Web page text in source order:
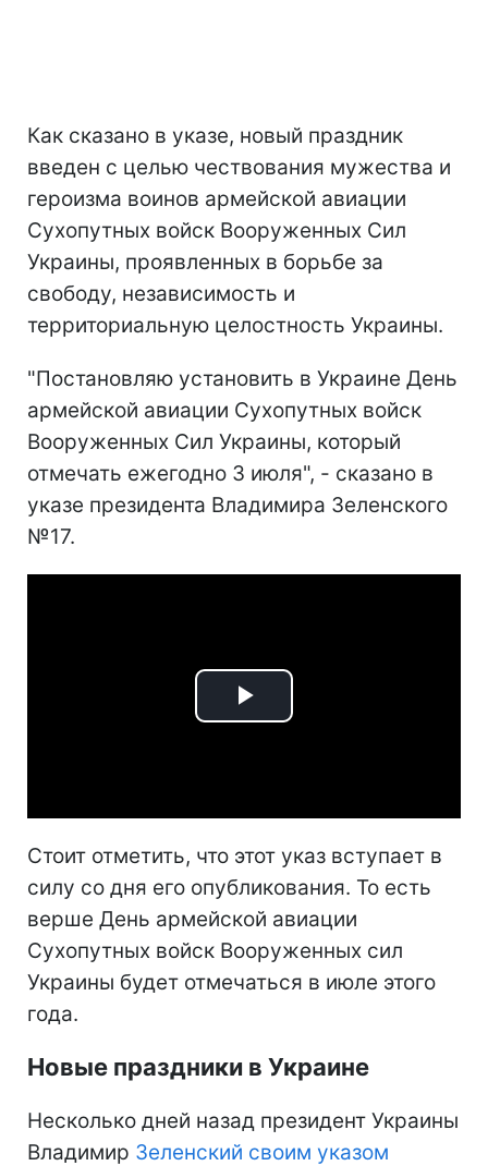
Как сказано в указе, новый праздник
введен с целью чествования мужества и
героизма воинов армейской авиации
Сухопутных войск Вооруженных Сил
Украины, проявленных в борьбе за
свободу, независимость и
территориальную целостность Украины.
"Постановляю установить в Украине День
армейской авиации Сухопутных войск
Вооруженных Сил Украины, который
отмечать ежегодно 3 июля", - сказано в
указе президента Владимира Зеленского
№17.
Play
Стоит отметить, что этот указ вступает в
силу со дня его опубликования. То есть
верше День армейской авиации
Сухопутных войск Вооруженных сил
Украины будет отмечаться в июле этого
года.
Новые праздники в Украине
Несколько дней назад президент Украины
Владимир Зеленский своим указом